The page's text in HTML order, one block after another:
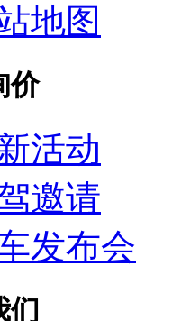
地图
价
活动
邀请
发布会
们